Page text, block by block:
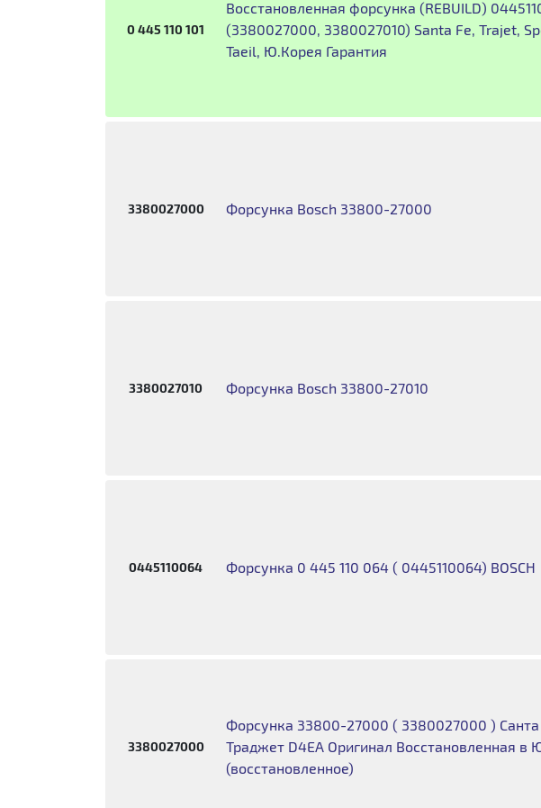
0 445 110 101
Восстановленная форсунка (REBUILD)
(3380027000, 3380027010) Santa Fe, Trajet,
Taeil, Ю.Корея Гарантия
3380027000 Форсунка Bosch 33800-27000
3380027010 Форсунка Bosch 33800-27010
0445110064 Форсунка 0 445 110 064 ( 0445110064) BOSCH
3380027000
Форсунка 33800-27000 ( 3380027000 )
Траджет D4EA Оригинал Восстановленная в
(восстановленное)